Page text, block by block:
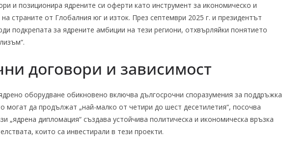
и позиционира ядрените си оферти като инструмент за икономическо и
страните от Глобалния юг и изток. През септември 2025 г. и президентът
подкрепата за ядрените амбиции на тези региони, отхвърляйки понятието
договори и зависимост
оборудване обикновено включва дългосрочни споразумения за поддръжка
могат да продължат „най-малко от четири до шест десетилетия“, посочва
„ядрена дипломация“ създава устойчива политическа и икономическа връзка
които са инвестирали в тези проекти.